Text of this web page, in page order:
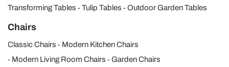
Transforming Tables
Tulip Tables Outdoor Garden Tables
Chairs
Classic Chairs
Modern Kitchen Chairs
Modern Living Room Chairs
Garden Chairs